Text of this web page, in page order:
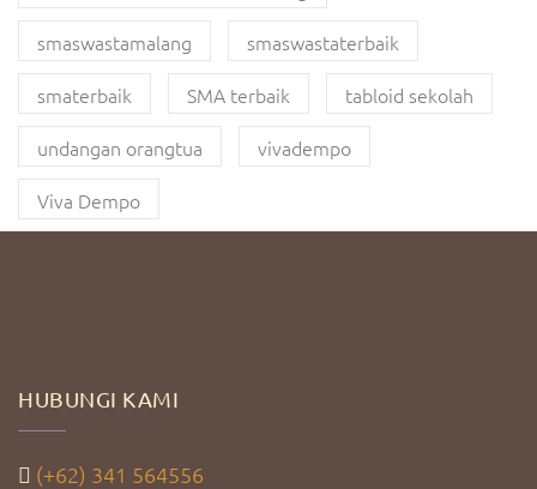
smaswastamalang
smaswastaterbaik
smaterbaik
SMA terbaik
tabloid sekolah
undangan orangtua
vivadempo
Viva Dempo
HUBUNGI KAMI
(+62) 341 564556